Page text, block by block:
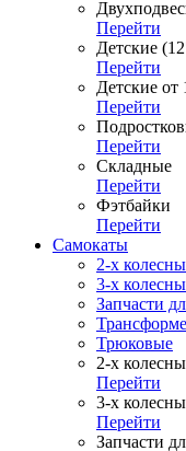
Перейти
Детские
Перейти
Детские от
Перейти
Перейти
Складные
Перейти
Фэтбайки
Перейти
Самокаты
2-х
3-х
Запчасти
Трюковые
2-х
Перейти
3-х
Перейти
Запчасти